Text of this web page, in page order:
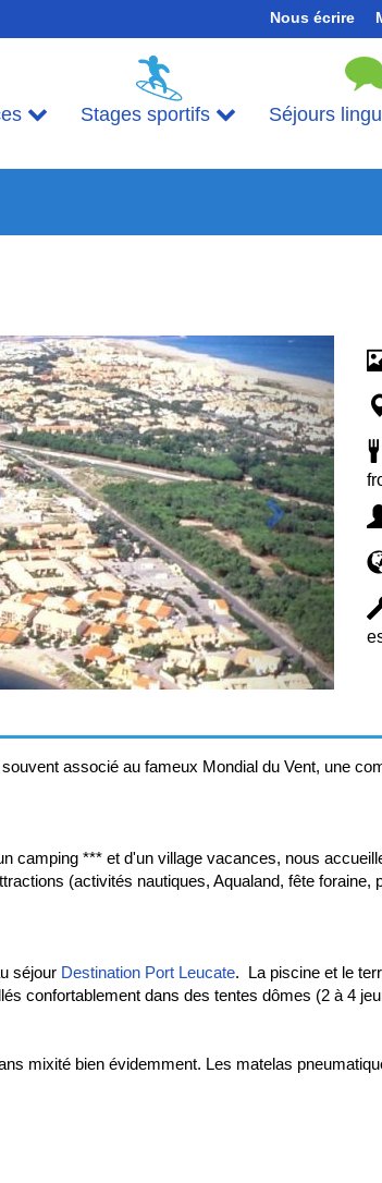
Nous écrire
Stages sportifs Séjours
associé au fameux Mondial du Vent, une
camping *** et d'un village vacances, nous
(activités nautiques, Aqualand, fête foraine,
séjour Destination Port Leucate. La piscine et le
confortablement dans des tentes dômes (2 à 4
mixité bien évidemment. Les matelas